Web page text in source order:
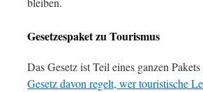
Gesetzespaket zu Tourismus
Das Gesetz ist Teil eines ganzen
Gesetz davon regelt, wer touristische